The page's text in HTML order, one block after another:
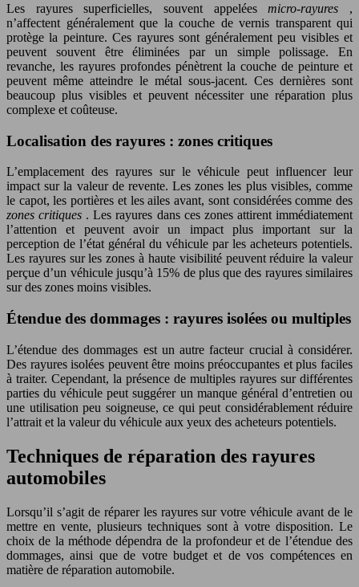
Les rayures superficielles, souvent appeléesmicro-rayures ,
n’affectent généralement que la couche de vernis transparent qui
protège la peinture. Ces rayures sont généralement peu visibles et
peuvent souvent être éliminées par un simple polissage. En
revanche, les rayures profondes pénètrent la couche de peinture et
peuvent même atteindre le métal sous-jacent. Ces dernières sont
beaucoup plus visibles et peuvent nécessiter une réparation plus
complexe et coûteuse.
Localisation des rayures : zones critiques
L’emplacement des rayures sur le véhicule peut influencer leur
impact sur la valeur de revente. Les zones les plus visibles, comme
le capot, les portières et les ailes avant, sont considérées comme des
zones critiques . Les rayures dans ces zones attirent immédiatement
l’attention et peuvent avoir un impact plus important sur la
perception de l’état général du véhicule par les acheteurs potentiels.
Les rayures sur les zones à haute visibilité peuvent réduire la valeur
perçue d’un véhicule jusqu’à 15% de plus que des rayures similaires
sur des zones moins visibles.
Étendue des dommages : rayures isolées ou multiples
L’étendue des dommages est un autre facteur crucial à considérer.
Des rayures isolées peuvent être moins préoccupantes et plus faciles
à traiter. Cependant, la présence de multiples rayures sur différentes
parties du véhicule peut suggérer un manque général d’entretien ou
une utilisation peu soigneuse, ce qui peut considérablement réduire
l’attrait et la valeur du véhicule aux yeux des acheteurs potentiels.
Techniques de réparation des rayures
automobiles
Lorsqu’il s’agit de réparer les rayures sur votre véhicule avant de le
mettre en vente, plusieurs techniques sont à votre disposition. Le
choix de la méthode dépendra de la profondeur et de l’étendue des
dommages, ainsi que de votre budget et de vos compétences en
matière de réparation automobile.